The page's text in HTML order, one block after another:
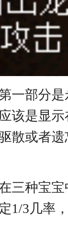
部分是
该是显
散或者
种宝宝
1/3几率